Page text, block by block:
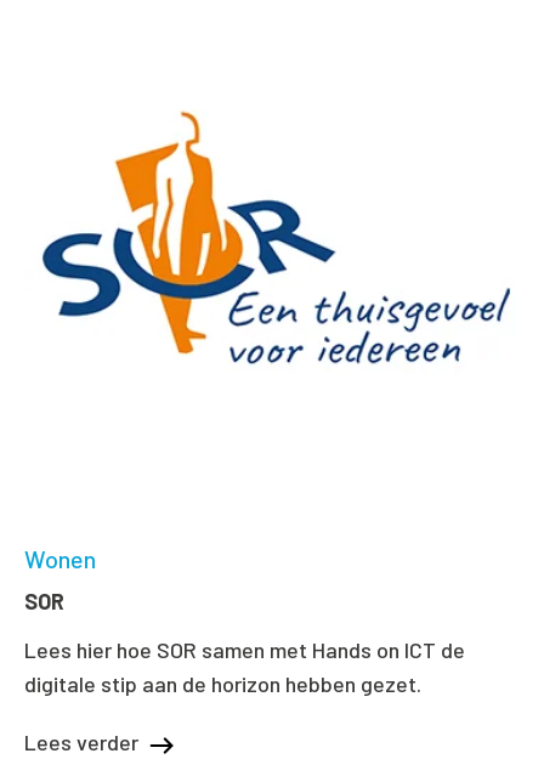
Wonen
SOR
Lees hier hoe SOR samen met Hands on ICT de
digitale stip aan de horizon hebben gezet.
Lees verder